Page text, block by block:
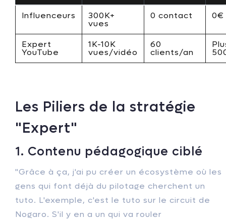
Influenceurs
300K+
vues
0 contact 0€
Expert
YouTube
1K-10K
vues/vidéo
60
clients/an
Les Piliers de la stratégie
"Expert"
1. Contenu pédagogique ciblé
"Grâce à ça, j'ai pu créer un écosystème où les
gens qui font déjà du pilotage cherchent un
tuto. L'exemple, c'est le tuto sur le circuit de
Nogaro. S'il y en a un qui va rouler